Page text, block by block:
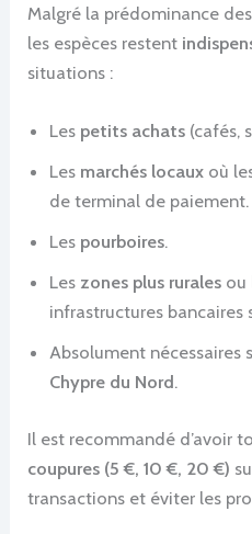
Malgré la prédominance
les espèces restent
situations :
Les petits achats (cafés,
Les marchés locaux où
de terminal de paiement.
Les pourboires.
Les zones plus rurales ou
infrastructures
Absolument nécessaires
Chypre du Nord.
Il est recommandé d’avoir
coupures (5 €, 10 €, 20 €)
transactions et éviter les